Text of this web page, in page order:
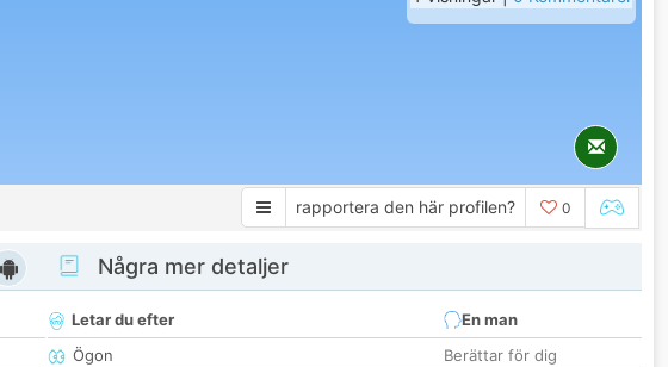
rapportera den här profilen? 0
Några mer detaljer
Letar du efter
En man
Ögon
Berättar för dig